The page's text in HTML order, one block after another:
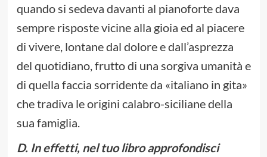
quando si sedeva davanti al pianoforte dava
sempre risposte vicine alla gioia ed al piacere
di vivere, lontane dal dolore e dall’asprezza
del quotidiano, frutto di una sorgiva umanità e
di quella faccia sorridente da «italiano in gita»
che tradiva le origini calabro-siciliane della
sua famiglia.
D. In effetti, nel tuo libro approfondisci